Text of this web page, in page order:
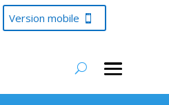
Version mobile